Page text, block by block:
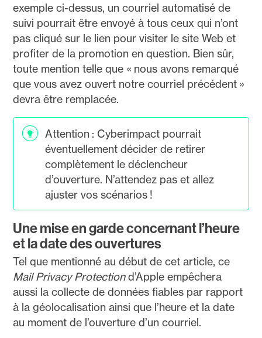
exemple ci-dessus, un courriel automatisé de
suivi pourrait être envoyé à tous ceux qui n’ont
pas cliqué sur le lien pour visiter le site Web et
profiter de la promotion en question. Bien sûr,
toute mention telle que « nous avons remarqué
que vous avez ouvert notre courriel précédent »
devra être remplacée.
Attention : Cyberimpact pourrait
éventuellement décider de retirer
complètement le déclencheur
d’ouverture. N’attendez pas et allez
ajuster vos scénarios !
Une mise en garde concernant l’heure
et la date des ouvertures
Tel que mentionné au début de cet article, ce
Mail Privacy Protectiond’Apple empêchera
aussi la collecte de données fiables par rapport
à la géolocalisation ainsi que l’heure et la date
au moment de l’ouverture d’un courriel.